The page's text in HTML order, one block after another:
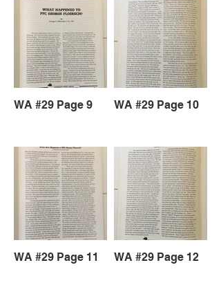
WA #29 Page 9 WA #29 Page 10
WA #29 Page 11 WA #29 Page 12